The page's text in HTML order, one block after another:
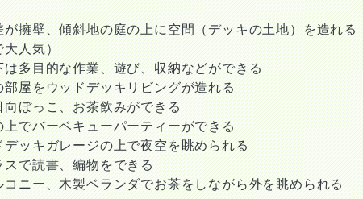
擁壁、傾斜地の庭の上に空間（デッキの土地）を造れる
大人気）
多目的な作業、遊び、収納などができる
屋をウッドデッキリビングが造れる
ぼっこ、お茶飲みができる
でバーベキューパーティーができる
ッキガレージの上で夜空を眺められる
で読書、編物をできる
ニー、木製ベランダでお茶をしながら外を眺められる